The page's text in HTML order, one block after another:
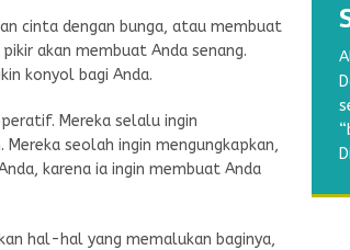
cinta dengan bunga, atau membuat
akan membuat Anda senang.
konyol bagi Anda.
Mereka selalu ingin
seolah ingin mengungkapkan,
karena ia ingin membuat Anda
hal-hal yang memalukan baginya,